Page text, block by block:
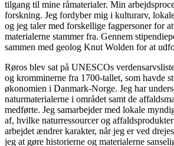
tilgang til mine råmaterialer. Min
forskning. Jeg fordyber mig i kulturarv,
og jeg taler med forskellige fagpersoner for
materialerne stammer fra. Gennem
sammen med geolog Knut Wolden for at
Røros blev sat på UNESCOs
og kromminerne fra 1700-tallet, som havde
økonomien i Danmark-Norge. Jeg har
naturmaterialerne i området samt de
medførte. Jeg samarbejder med lokale
af, hvilke naturressourcer og
arbejdet ændrer karakter, når jeg er ved
jeg at gøre historierne og materialerne